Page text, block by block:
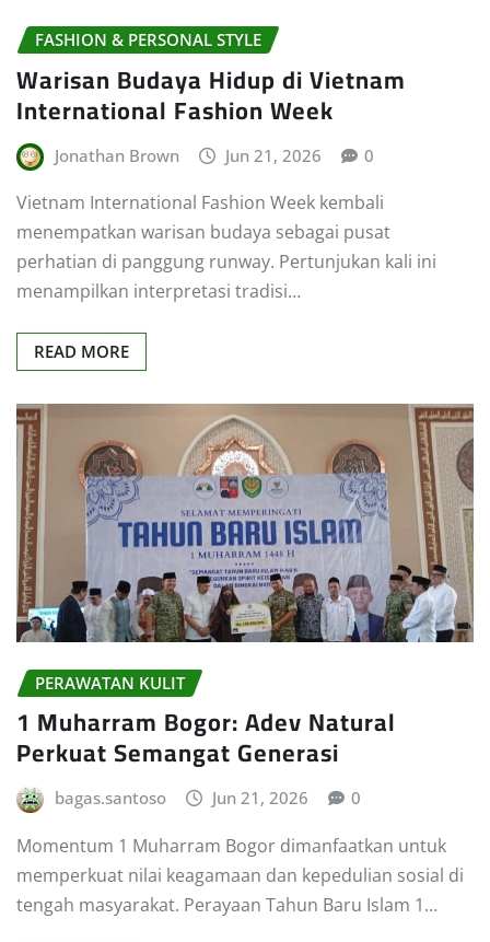
FASHION & PERSONAL STYLE
Warisan Budaya Hidup di Vietnam
International Fashion Week
Jonathan Brown Jun 21, 2026 0
Vietnam International Fashion Week kembali
menempatkan warisan budaya sebagai pusat
perhatian di panggung runway. Pertunjukan kali ini
menampilkan interpretasi tradisi…
READ MORE
PERAWATAN KULIT
1 Muharram Bogor: Adev Natural
Perkuat Semangat Generasi
bagas.santoso Jun 21, 2026 0
Momentum 1 Muharram Bogor dimanfaatkan untuk
memperkuat nilai keagamaan dan kepedulian sosial di
tengah masyarakat. Perayaan Tahun Baru Islam 1…